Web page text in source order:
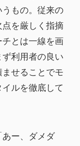
うもの。従来の
を厳しく指摘
とは一線を画
ず利用者の良い
せることでモ
ルを徹底して
ー、ダメダ